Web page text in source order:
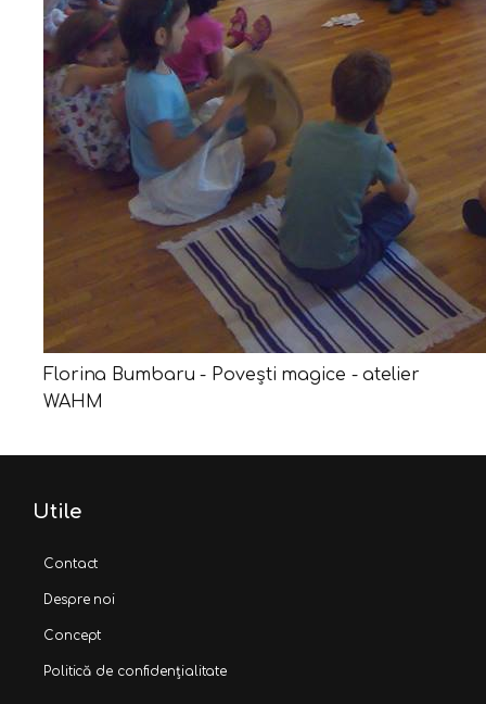
Florina Bumbaru - Povești magice - atelier
WAHM
Utile
Contact
Despre noi
Concept
Politică de confidențialitate